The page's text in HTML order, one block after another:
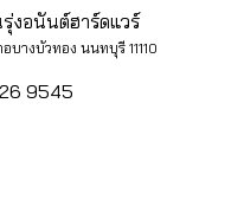
งอนันต์ฮาร์ดแวร์
บางบัวทอง นนทบุรี 11110
9545